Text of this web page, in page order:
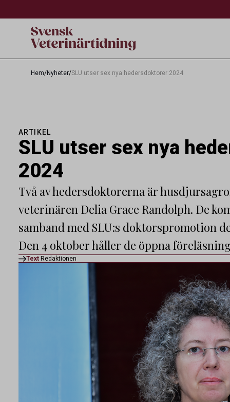
Hem/Nyheter/SLU utser sex nya hedersdoktorer 2024
ARTIKEL
SLU utser sex nya
2024
Två av hedersdoktorerna är
veterinären Delia Grace Randolph. De
samband med SLU:s doktorspromotion
Den 4 oktober håller de öppna
Text Redaktionen